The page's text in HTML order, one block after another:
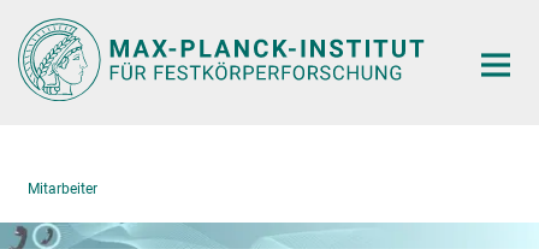
Hauptinhalt
Mitarbeiter